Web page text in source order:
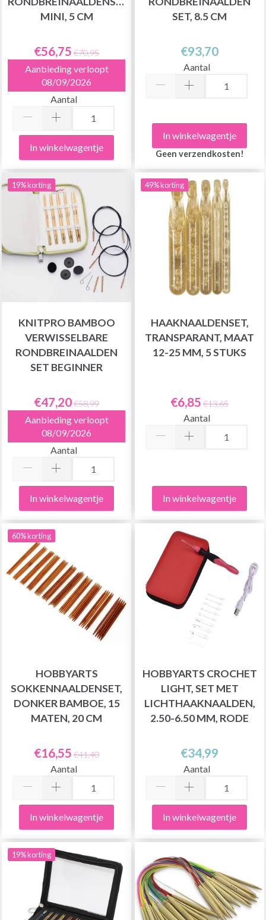
MINI, 5 CM
€56,75 €70,95
Aanbieding verloopt
08/09/2026
Aantal
In winkelwagentje
SET, 8.5 CM
€93,70
Aantal
In winkelwagentje
Geen verzendkosten!
19% korting
KNITPRO BAMBOO
VERWISSELBARE
RONDBREINAALDEN
SET BEGINNER
€47,20€58,99
Aanbieding verloopt
08/09/2026
Aantal
In winkelwagentje
49% korting
HAAKNAALDENSET,
TRANSPARANT, MAAT
12-25 MM, 5 STUKS
€6,85 €13,65
Aantal
In winkelwagentje
60% korting
HOBBYARTS
SOKKENNAALDENSET,
DONKER BAMBOE, 15
MATEN, 20 CM
€16,55 €41,40
Aantal
In winkelwagentje
HOBBYARTS CROCHET
LIGHT, SET MET
LICHTHAAKNAALDEN,
2.50-6.50 MM, RODE
€34,99
Aantal
In winkelwagentje
19% korting